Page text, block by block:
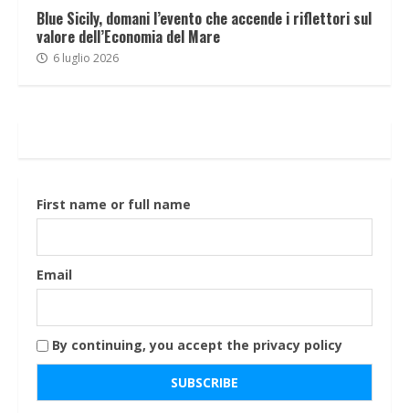
Blue Sicily, domani l’evento che accende i riflettori sul
valore dell’Economia del Mare
6 luglio 2026
First name or full name
Email
By continuing, you accept the privacy policy